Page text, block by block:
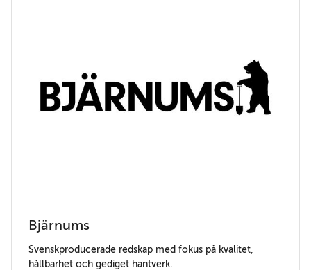
Bjärnums
Svenskproducerade redskap med fokus på kvalitet,
hållbarhet och gediget hantverk.